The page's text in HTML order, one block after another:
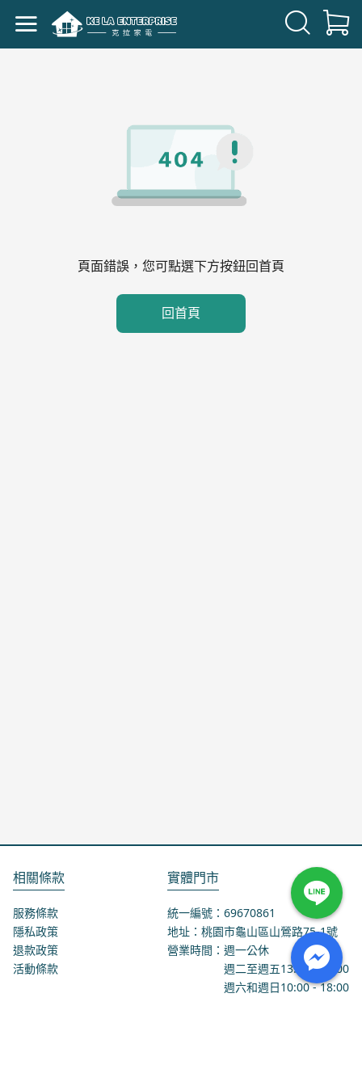
頁面錯誤，您可點選下方按鈕回首頁
回首頁
相關條款
服務條款
隱私政策
退款政策
活動條款
實體門市
統一編號：69670861
地址：桃園市龜山區山鶯路75-1號
營業時間：週一公休
週二至週五13:00 - 18:00
週六和週日10:00 - 18:00